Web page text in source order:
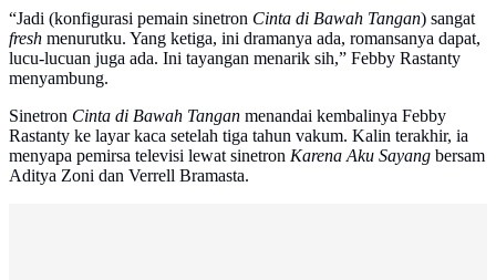
“Jadi (konfigurasi pemain sinetron Cinta di Bawah Tangan) sangat
fresh menurutku. Yang ketiga, ini dramanya ada, romansanya dapat,
lucu-lucuan juga ada. Ini tayangan menarik sih,” Febby Rastanty
menyambung.
Sinetron Cinta di Bawah Tangan menandai kembalinya Febby
Rastanty ke layar kaca setelah tiga tahun vakum. Kalin terakhir, ia
menyapa pemirsa televisi lewat sinetron Karena Aku Sayang bersam
Aditya Zoni dan Verrell Bramasta.